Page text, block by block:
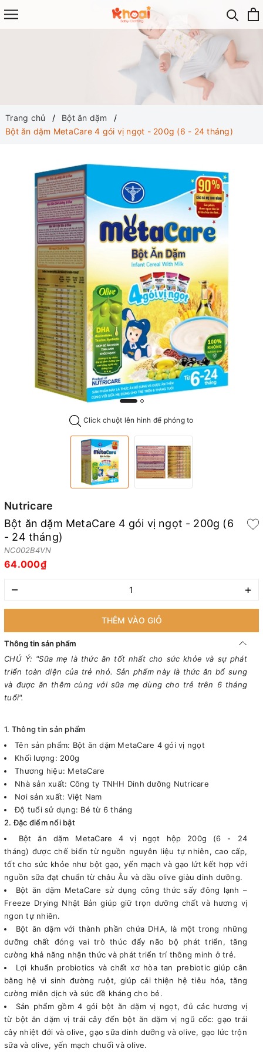
Trang chủ
Bột ăn dặm
Bột ăn dặm MetaCare 4 gói vị ngọt - 200g (6 - 24 tháng)
Click chuột lên hình để phóng to
Nutricare
Bột ăn dặm MetaCare 4 gói vị ngọt - 200g (6
- 24 tháng)
NC002B4VN
64.000₫
– +
THÊM VÀO GIỎ
Thông tin sản phẩm
CHÚ Ý: "Sữa mẹ là thức ăn tốt nhất cho sức khỏe và sự phát
triển toàn diện của trẻ nhỏ. Sản phẩm này là thức ăn bổ sung
và được ăn thêm cùng với sữa mẹ dùng cho trẻ trên 6 tháng
tuổi".
1. Thông tin sản phẩm
Tên sản phẩm: Bột ăn dặm MetaCare 4 gói vị ngọt
Khối lượng: 200g
Thương hiệu: MetaCare
Nhà sản xuất: Công ty TNHH Dinh dưỡng Nutricare
Nơi sản xuất: Việt Nam
Độ tuổi sử dụng: Bé từ 6 tháng
2. Đặc điểm nổi bật
Bột ăn dặm MetaCare 4 vị ngọt hộp 200g (6 - 24
tháng) được chế biến từ nguồn nguyên liệu tự nhiên, cao cấp,
tốt cho sức khỏe như bột gạo, yến mạch và gạo lứt kết hợp với
nguồn sữa đạt chuẩn từ châu Âu và dầu olive giàu dinh dưỡng.
Bột ăn dặm MetaCare sử dụng công thức sấy đông lạnh –
Freeze Drying Nhật Bản giúp giữ trọn dưỡng chất và hương vị
ngon tự nhiên.
Bột ăn dặm với thành phần chứa DHA, là một trong những
dưỡng chất đóng vai trò thúc đẩy não bộ phát triển, tăng
cường khả năng nhận thức và phát triển trí thông minh ở trẻ.
Lợi khuẩn probiotics và chất xơ hòa tan prebiotic giúp cân
bằng hệ vi sinh đường ruột, giúp cải thiện hệ tiêu hóa, tăng
cường miễn dịch và sức đề kháng cho bé.
Sản phẩm gồm 4 gói bột ăn dặm vị ngọt, đủ các hương vị
từ bột ăn dặm vị trái cây đến bột ăn dặm vị ngũ cốc: gạo trái
cây nhiệt đới và olive, gạo sữa dinh dưỡng và olive, gạo lức trộn
sữa và olive, yến mạch chuối và olive.